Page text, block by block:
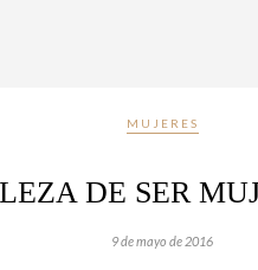
MUJERES
DE SER
9 de mayo de 2016